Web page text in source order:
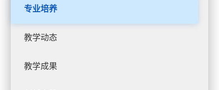
专业培养
教学动态
教学成果